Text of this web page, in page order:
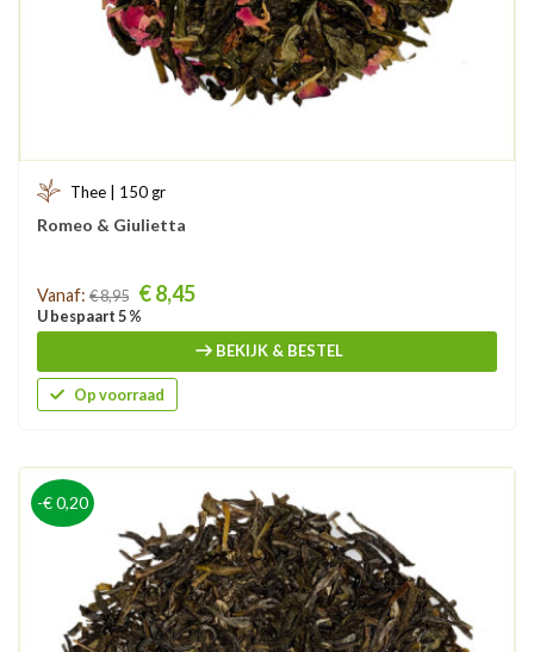
Thee | 150 gr
Romeo & Giulietta
Prijs
Vanaf: € 8,95 € 8,45
U bespaart 5 %
BEKIJK & BESTEL
Op voorraad
-€ 0,20